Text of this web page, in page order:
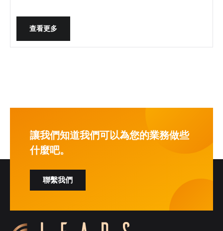
查看更多
讓我們知道我們可以為您的業務做些
什麼吧。
聯繫我們